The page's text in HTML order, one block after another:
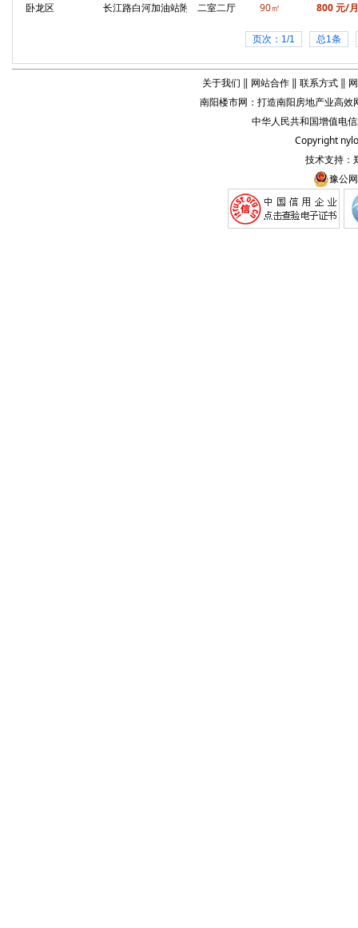
卧龙区
长江路白河加油站附近二室二厅 90㎡ 800 元/月
页次：1/1 总1条
关于我们 ‖ 网站合作‖ 联系方式‖
南阳楼市网 ：打造南阳房地产业高效
中华人民共和国增值电
Copyright
技术支持：
豫公